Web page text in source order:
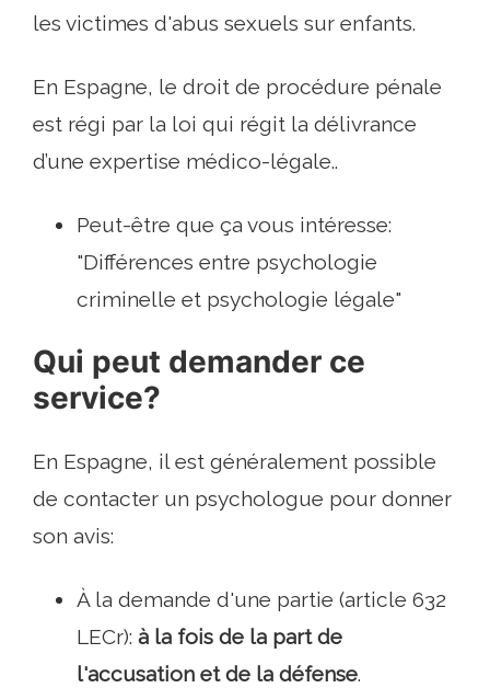
les victimes d'abus sexuels sur enfants.
En Espagne, le droit de procédure pénale
est régi par la loi qui régit la délivrance
d’une expertise médico-légale..
Peut-être que ça vous intéresse:
"Différences entre psychologie
criminelle et psychologie légale"
Qui peut demander ce
service?
En Espagne, il est généralement possible
de contacter un psychologue pour donner
son avis:
À la demande d'une partie (article 632
LECr): à la fois de la part de
l'accusation et de la défense.